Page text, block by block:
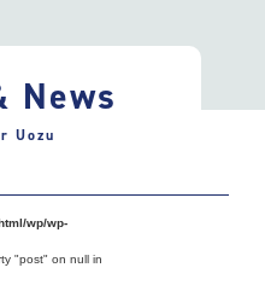
News
Uozu
wp/wp-
"post" on null in